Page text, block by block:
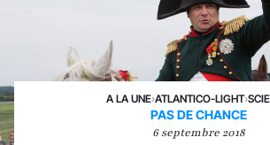
A LA UNE›ATLANTICO-LIGHT›
PAS DE CHANCE
6 septembre 2018